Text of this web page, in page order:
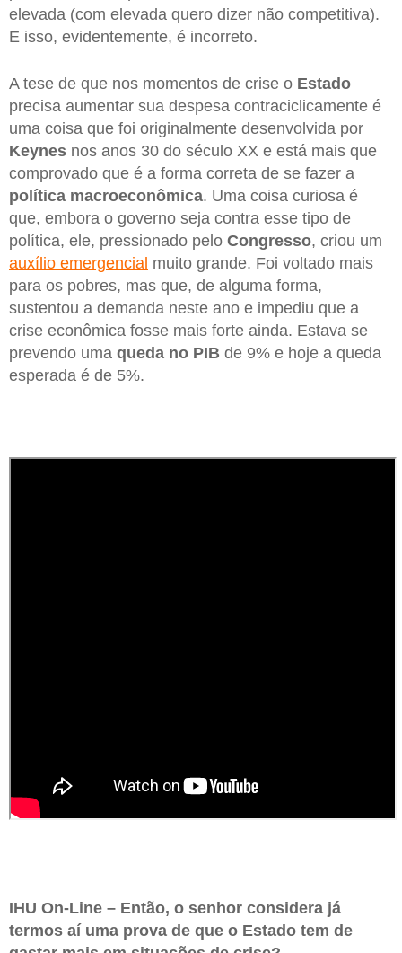
elevada (com elevada quero dizer não competitiva).
E isso, evidentemente, é incorreto.
A tese de que nos momentos de crise o Estado
precisa aumentar sua despesa contraciclicamente é
uma coisa que foi originalmente desenvolvida por
Keynes nos anos 30 do século XX e está mais que
comprovado que é a forma correta de se fazer a
política macroeconômica. Uma coisa curiosa é
que, embora o governo seja contra esse tipo de
política, ele, pressionado pelo Congresso, criou um
auxílio emergencial muito grande. Foi voltado mais
para os pobres, mas que, de alguma forma,
sustentou a demanda neste ano e impediu que a
crise econômica fosse mais forte ainda. Estava se
prevendo uma queda no PIB de 9% e hoje a queda
esperada é de 5%.
IHU On-Line – Então, o senhor considera já
termos aí uma prova de que o Estado tem de